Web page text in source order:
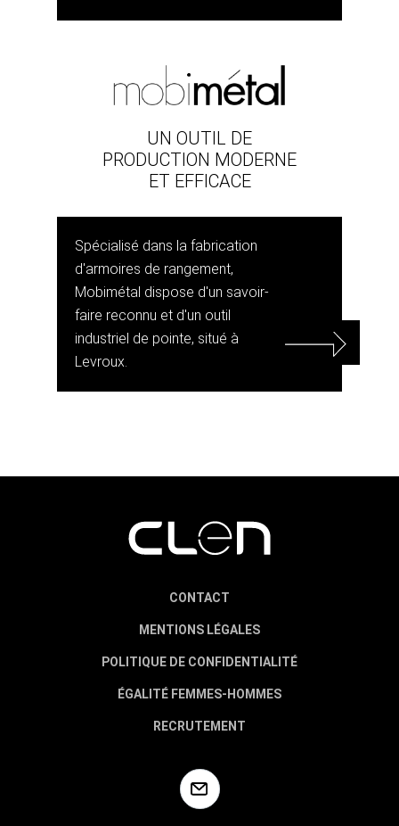
UN OUTIL DE
PRODUCTION MODERNE
ET EFFICACE
Spécialisé dans la fabrication
d'armoires de rangement,
Mobimétal dispose d'un savoir-
faire reconnu et d'un outil
industriel de pointe, situé à
Levroux.
CONTACT
MENTIONS LÉGALES
POLITIQUE DE CONFIDENTIALITÉ
ÉGALITÉ FEMMES-HOMMES
RECRUTEMENT